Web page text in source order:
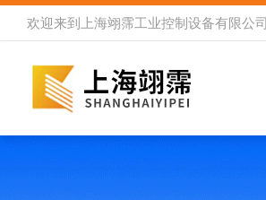
欢迎来到 上海翊霈工业控制设备有限公司